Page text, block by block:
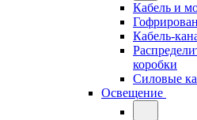
Кабель и
Кабель-
коробки
Силовые
Освещение